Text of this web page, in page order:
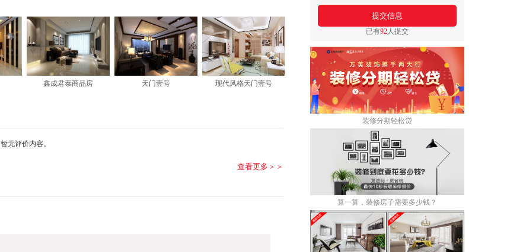
鑫成君泰商品房 天门壹号 现代风格天门壹号
暂无评价内容。
查看更多＞＞
已有92人提交
装修分期轻松贷
算一算，装修房子需要多少钱？